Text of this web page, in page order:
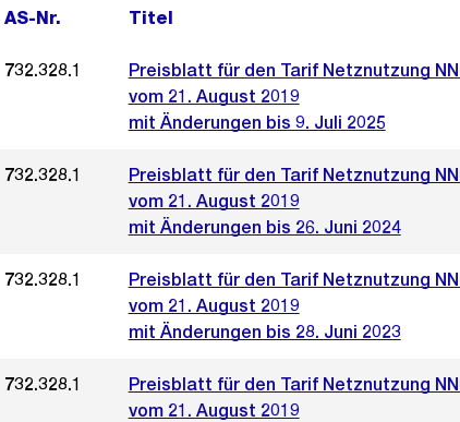
AS-Nr. Titel
732.328.1
Preisblatt für den Tarif Netznutzung
vom 21. August 2019
mit Änderungen bis 9. Juli 2025
732.328.1
Preisblatt für den Tarif Netznutzung
vom 21. August 2019
mit Änderungen bis 26. Juni 2024
732.328.1
Preisblatt für den Tarif Netznutzung
vom 21. August 2019
mit Änderungen bis 28. Juni 2023
732.328.1
Preisblatt für den Tarif Netznutzung
vom 21. August 2019